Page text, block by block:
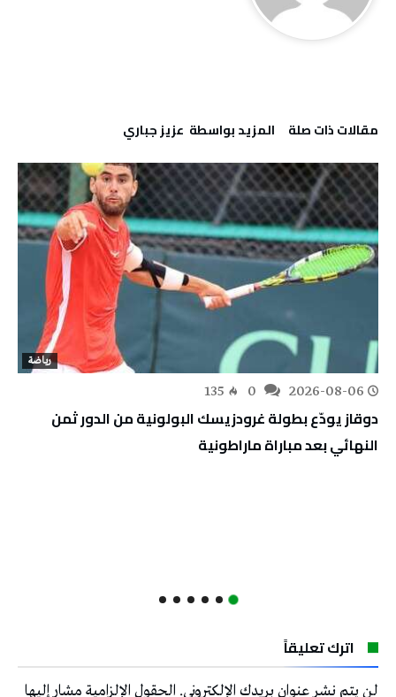
‫مقالات ذات صلة‬ ‫‫المزيد بواسطة‬ ‬ عزيز جباري
رياضة
2026-08-06
135
دوقاز يودّع بطولة غرودزيسك البولونية من الدور ثمن
النهائي بعد مباراة ماراطونية
اترك تعليقاً
لن يتم نشر عنوان بريدك الإلكتروني. الحقول الإلزامية مشار إليها